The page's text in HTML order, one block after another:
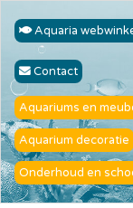
Aquaria
Contact
Aquariums en
Aquarium decoratie
Onderhoud en